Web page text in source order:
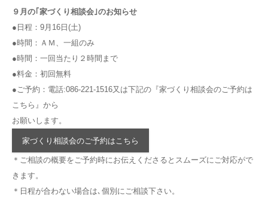
９月の｢家づくり相談会｣のお知らせ
●日程：9月16日(土)
●時間：ＡＭ、一組のみ
●時間：一回当たり２時間まで
●料金：初回無料
●ご予約：電話:086-221-1516又は下記の『家づくり相談会のご予約は
こちら』から
お願いします。
家づくり相談会のご予約はこちら
＊ご相談の概要をご予約時にお伝えくださるとスムーズにご対応がで
きます。
＊日程が合わない場合は､個別にご相談下さい。